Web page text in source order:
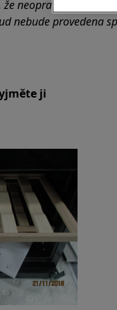
neopravitelná nebo
nebude provedena
ji